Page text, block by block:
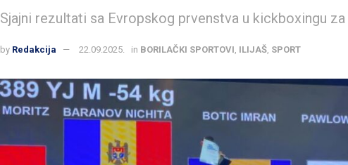
Sjajni rezultati sa Evropskog prvenstva u kickboxingu
by Redakcija 22.09.2025. in BORILAČKI SPORTOVI ILIJAŠ SPORT